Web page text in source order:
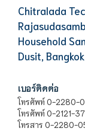
Chitralada
Household
Dusit,
เบอร์ติดต่อ
โทรศัพท์ 0-2280-
โทรศัพท์ 0-2121-
โทรสาร 0-2280-